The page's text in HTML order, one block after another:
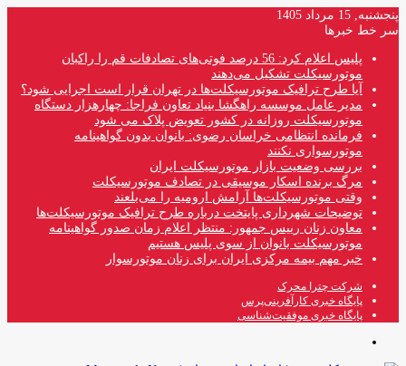
پنجشنبه, 15 مرداد 1405
سر خط خبرها
پلیس اعلام کرد: 56 درصد فوتی‌های تصادفات قم را راکبان
موتورسیکلت تشکیل می‌دهند
آیا طرح ترافیک موتورسیکلت‌ها در تهران قرار است اجرایی شود؟
مدیر عامل موسسه راهگشا بنیاد تعاون فراجا: چهارهزار دستگاه
موتورسیکلت روزانه در کشور تعویض پلاک می شود
فرمانده انتظامی خراسان رضوی: بانوان بدون گواهینامه
موتورسواری نکنند
بررسی وضعیت بازار موتورسیکلت ایران
مرگ برنده اسکار موسیقی در تصادف موتورسیکلت
وقتی موتورسیکلت‌ها آرامش ارومیه را می‌بلعند
توضیحات شهرداری پایتخت درباره طرح ترافیک موتورسیکلت‌ها
معاون زنان رییس جمهور: منتظر اعلام زمان صدور گواهینامه
موتورسیکلت بانوان از سوی پلیس هستیم
خبر مهم بیمه مرکزی ایران برای زنان موتورسوار
شرکت چترا محرک
پایگاه خبری کارآفرینی‌پرس
پایگاه خبری موفقیت‌شناسی